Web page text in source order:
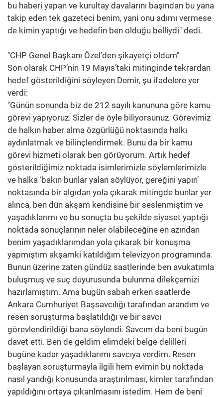
bu haberi yapan ve kurultay davalarını başından bu yana
takip eden tek gazeteci benim, yani onu adımı vermese
de kimin yaptığı ve hedefin ben olduğu belliydi" dedi.
"CHP Genel Başkanı Özel’den şikayetçi oldum"
Son olarak CHP’nin 19 Mayıs’taki mitinginde tekrardan
hedef gösterildiğini söyleyen Demir, şu ifadelere yer
verdi:
"Günün sonunda biz de 212 sayılı kanununa göre kamu
görevi yapıyoruz. Sizler de öyle biliyorsunuz. Görevimiz
de halkın haber alma özgürlüğü noktasında halkı
aydınlatmak ve bilinçlendirmek. Bunu da bir kamu
görevi hizmeti olarak ben görüyorum. Artık hedef
gösterildiğimiz noktada isimlerimizle söylemlerimizle
ve halka ‘bakın bunlar yalan söylüyor, gereğini yapın’
noktasında bir algıdan yola çıkarak mitingde bunlar yer
alınca, ben dün akşam kendisine bir seslenmiştim ve
yaşadıklarımı ve bu sonuçta bu şekilde siyaset yaptığı
noktada sonuçlarının neler olabileceğine en azından
benim yaşadıklarımdan yola çıkarak bir konuşma
yapmıştım akşamki katıldığım televizyon programında.
Bunun üzerine zaten gündüz saatlerinde ben avukatımla
buluşmuş ve suç duyurusunda bulunma dilekçemizi
hazırlamıştım. Ama bugün sabah erken saatlerde
Ankara Cumhuriyet Başsavcılığı tarafından arandım ve
resen soruşturma başlatıldığı ve bir savcı
görevlendirildiği bana söylendi. Savcım da beni bugün
davet etti. Ben de geldim elimdeki belge delilleri
bugüne kadar yaşadıklarımı savcıya verdim. Resen
başlayan soruşturmayla ilgili hem evimin bu noktada
nasıl yandığı konusunda araştırılması, kimler tarafından
yapıldığını ortaya çıkarılmasını istedim. Hem de beni